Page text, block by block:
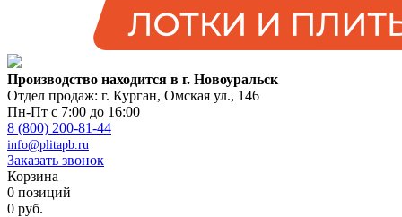
Производство находится в г. Новоуральск
Отдел продаж: г. Курган, Омская ул., 146
Пн-Пт с 7:00 до 16:00
8 (800) 200-81-44
info@plitapb.ru
Заказать звонок
Корзина
0 позиций
0 руб.